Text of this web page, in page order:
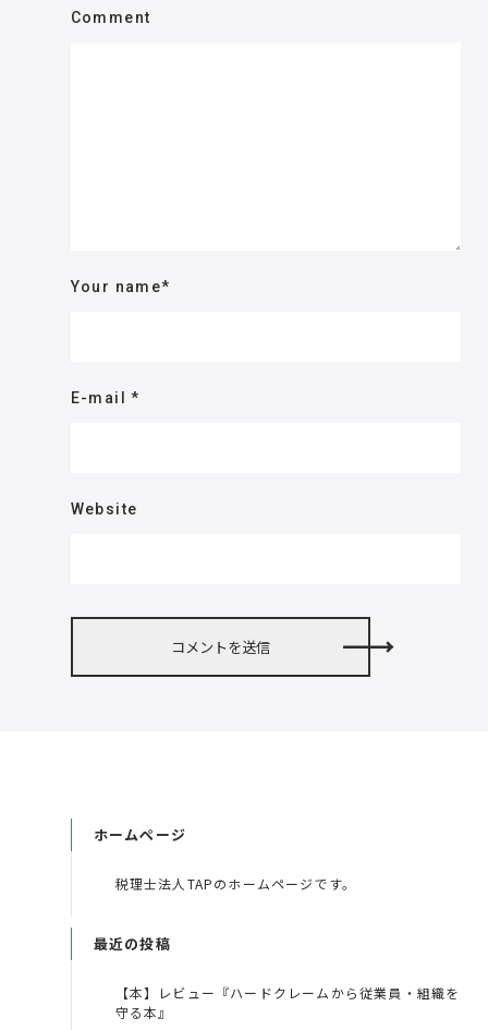
Comment
Your name*
E-mail*
Website
ホームページ
税理士法人TAPのホームページです。
最近の投稿
【本】レビュー『ハードクレームから従業員・組織を
守る本』